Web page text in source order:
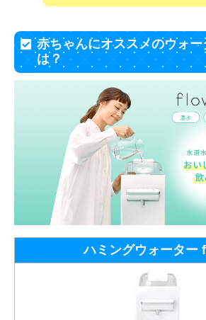
赤ちゃんにオススメのウォ
は？
ハミングウォーター